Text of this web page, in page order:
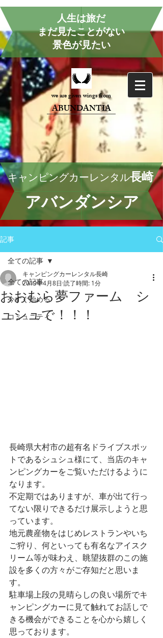
人生は旅だ
まだ見たことがない
景色が見たい
we are given wings from
ABUNDANTIA
キャンピングカーレンタル長崎
アバンダンシア
記事
全ての記事
今すぐ始める
コミュニティ
全ての記事
おおむら夢ファーム シ
ュシュで！！！
キャンピングカーレンタル長崎
2019年4月8日 読了時間: 1分
長崎県大村市の超有名ドライブスポッ
トであるシュシュ様にて、当店のキャ
ンピングカーをご覧いただけるように
なります。
不定期ではありますが、車が出て行っ
てない限りできるだけ展示しようと思
っています。
地元農産物をはじめレストランやいち
ご狩り、何といっても有名なアイスク
リーム等が味わえ、眺望抜群のこの施
設を多くの方々がご存知だと思いま
す。
駐車場上段の見晴らしの良い場所でキ
ャンピングカーに見て触れてお話しで
きる機会ができることを心から嬉しく
思っております。